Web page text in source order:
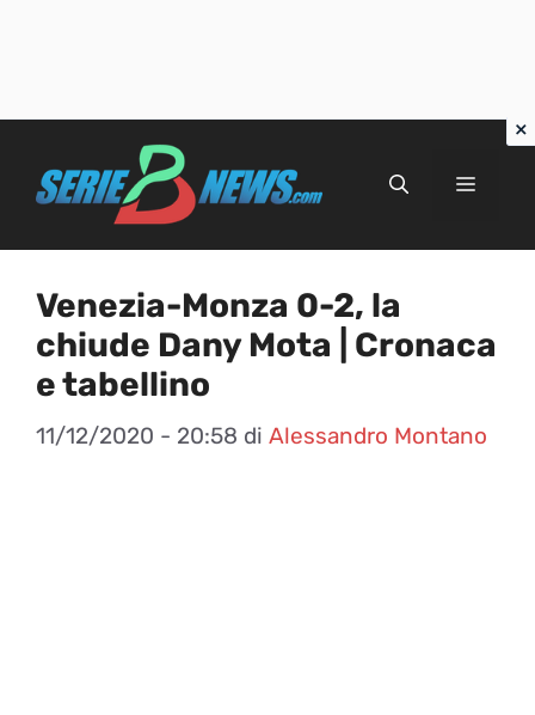
Menu
Venezia-Monza 0-2, la
chiude Dany Mota | Cronaca
e tabellino
11/12/2020 - 20:58 di Alessandro Montano